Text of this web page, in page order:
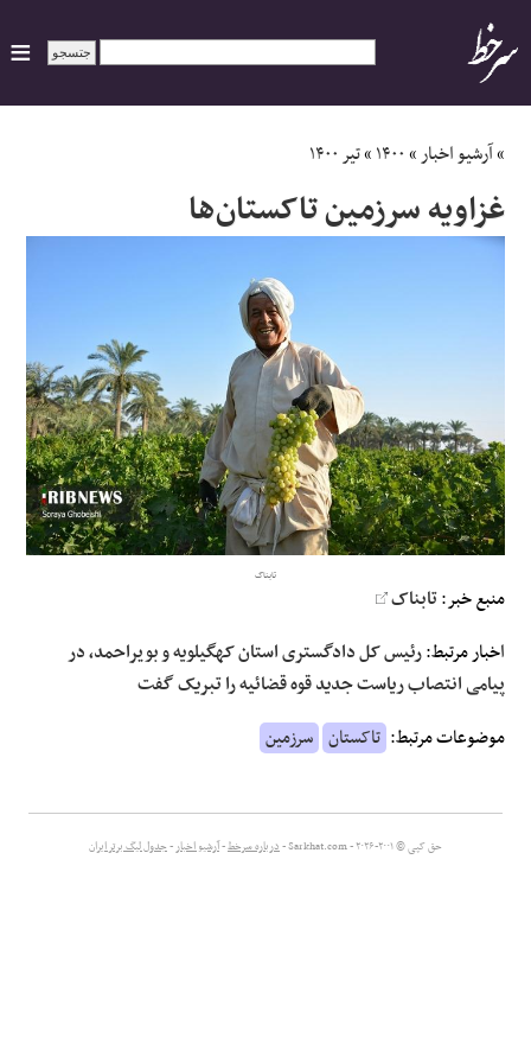
ایران
سیاسی
اجتماعی
حوادث
فرهنگی و هنری
»آرشیو اخبار»۱۴۰۰»تیر ۱۴۰۰
غزاویه سرزمین تاکستان‌ها
تابناک
منبع خبر:تابناک
اخبار مرتبط:رئیس کل دادگستری استان کهگیلویه و بویراحمد، در
پیامی انتصاب ریاست جدید قوه قضائیه را تبریک گفت
موضوعات مرتبط: تاکستان سرزمین
حق کپی © ۲۰۰۱-۲۰۲۶ - Sarkhat.com - درباره سرخط-آرشیو اخبار-جدول لیگ برتر ایران